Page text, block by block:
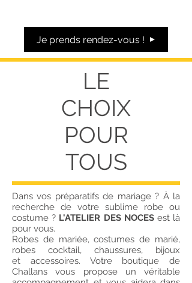
Je prends rendez-vous !
LE
CHOIX
POUR
TOUS
Dans vos préparatifs de mariage ? À la
recherche de votre sublime robe ou
costume ? L'ATELIER DES NOCES est là
pour vous.
Robes de mariée, costumes de marié,
robes cocktail, chaussures, bijoux
et accessoires. Votre boutique de
Challans vous propose un véritable